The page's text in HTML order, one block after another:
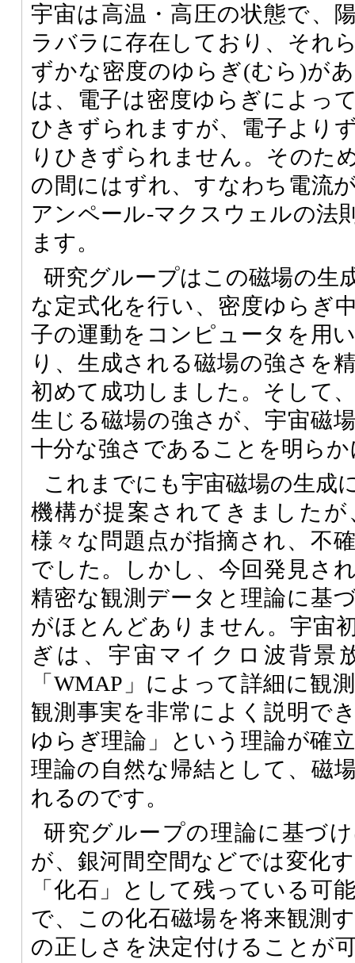
宇宙は高温・高圧の状態で、
ラバラに存在しており、それ
ずかな密度のゆらぎ(むら)が
は、電子は密度ゆらぎによっ
ひきずられますが、電子より
りひきずられません。そのた
の間にはずれ、すなわち電流
アンペール-マクスウェルの法
ます。
研究グループはこの磁場の生
な定式化を行い、密度ゆらぎ
子の運動をコンピュータを用
り、生成される磁場の強さを
初めて成功しました。そして
生じる磁場の強さが、宇宙磁
十分な強さであることを明ら
これまでにも宇宙磁場の生成
機構が提案されてきました
様々な問題点が指摘され、不
でした。しかし、今回発見さ
精密な観測データと理論に基
がほとんどありません。宇宙
ぎは、宇宙マイクロ波背景
「WMAP」によって詳細に観
観測事実を非常によく説明で
ゆらぎ理論」という理論が確
理論の自然な帰結として、磁
れるのです。
研究グループの理論に基づ
が、銀河間空間などでは変化
「化石」として残っている可
で、この化石磁場を将来観測
の正しさを決定付けることが